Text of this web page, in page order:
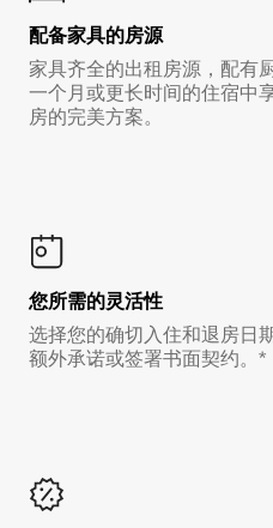
配备家具的房源
家具齐全的出租房源，配有
一个月或更长时间的住宿中
房的完美方案。
您所需的灵活性
选择您的确切入住和退房日
额外承诺或签署书面契约。*